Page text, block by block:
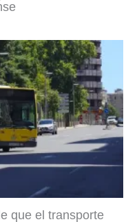
que el transporte